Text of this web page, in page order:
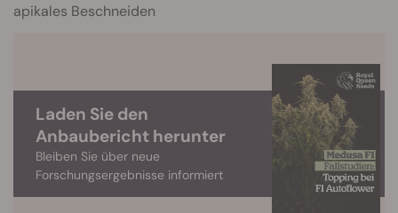
apikales Beschneiden
Laden Sie den
Anbaubericht herunter
Bleiben Sie über neue
Forschungsergebnisse informiert